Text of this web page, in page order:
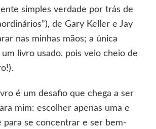
simples verdade por trás de
de Gary Keller e Jay
nas minhas mãos; a única
livro usado, pois veio cheio de
é um desafio que chega a ser
mim: escolher apenas uma e
para se concentrar e ser bem-